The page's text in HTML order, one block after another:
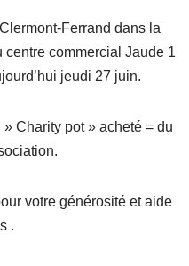
Ferrand dans la
centre commercial Jaude 1
jeudi 27 juin.
Charity pot » acheté = du
votre générosité et aide
.